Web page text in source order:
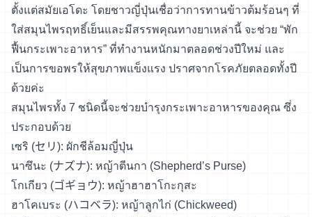
ตั้งแต่สมัยเอโดะ โดยชาวญี่ปุ่นเชื่อว่าการทานข้าวต้มร้อนๆ ที่
ใส่สมุนไพรฤทธิ์เย็นและมีสรรพคุณทางยาเหล่านี้ จะช่วย “พัก
ฟื้นกระเพาะอาหาร” ที่ทำงานหนักมาตลอดช่วงปีใหม่ และ
เป็นการขอพรให้สุขภาพแข็งแรง ปราศจากโรคภัยตลอดทั้งปี
ด้วยค่ะ
สมุนไพรทั้ง 7 ชนิดนี้จะช่วยบำรุงกระเพาะอาหารของคุณ ซึ่ง
ประกอบด้วย
เซริ (セリ): ผักชีล้อมญี่ปุ่น
นาซึนะ (ナズナ): หญ้าตีนกา (Shepherd’s Purse)
โกเกียว (ゴギョウ): หญ้าฮาฮาโกะกุสะ
ฮาโคเบระ (ハコベラ): หญ้าลูกไก่ (Chickweed)